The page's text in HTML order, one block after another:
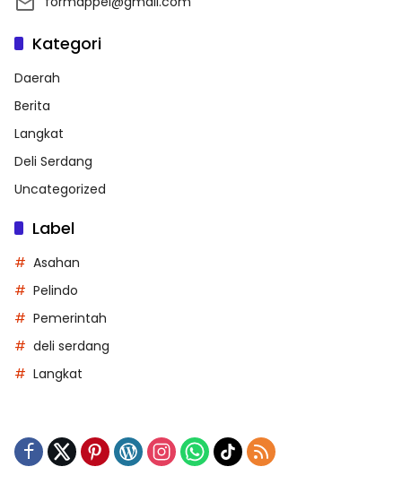
Kategori
Daerah
Berita
Langkat
Deli Serdang
Uncategorized
Label
Asahan
Pelindo
Pemerintah
deli serdang
Langkat